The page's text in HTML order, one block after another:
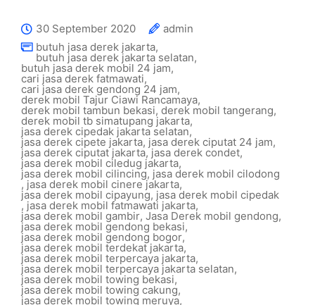
30 September 2020
admin
butuh jasa derek jakarta,
butuh jasa derek jakarta selatan,
butuh jasa derek mobil 24 jam,
cari jasa derek fatmawati,
cari jasa derek gendong 24 jam,
derek mobil Tajur Ciawi Rancamaya,
derek mobil tambun bekasi, derek mobil tangerang,
derek mobil tb simatupang jakarta,
jasa derek cipedak jakarta selatan,
jasa derek cipete jakarta, jasa derek ciputat 24 jam,
jasa derek ciputat jakarta,jasa derek condet,
jasa derek mobil ciledug jakarta,
jasa derek mobil cilincing, jasa derek mobil cilodong
, jasa derek mobil cinere jakarta,
jasa derek mobil cipayung, jasa derek mobil cipedak
, jasa derek mobil fatmawati jakarta,
jasa derek mobil gambir, Jasa Derek mobil gendong,
jasa derek mobil gendong bekasi,
jasa derek mobil gendong bogor,
jasa derek mobil terdekat jakarta,
jasa derek mobil terpercaya jakarta,
jasa derek mobil terpercaya jakarta selatan,
jasa derek mobil towing bekasi,
jasa derek mobil towing cakung,
jasa derek mobil towing meruya,